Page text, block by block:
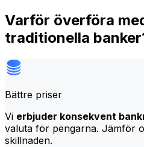
Varför överföra
traditionella
Bättre priser
Vi erbjuder konsekvent
valuta för pengarna. Jämför
skillnaden.